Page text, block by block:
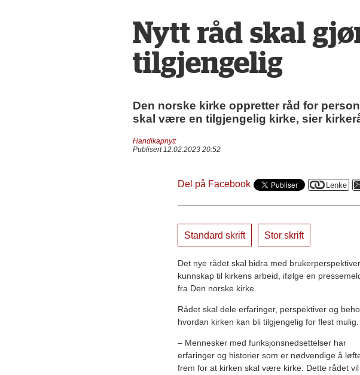
Nytt råd skal
tilgjengelig
Den norske kirke oppretter råd for
skal være en tilgjengelig kirke, sier
Handikapnytt
Publisert 12.02.2023 20:52
Del på Facebook
Standard skrift Stor skrift
Det nye rådet skal bidra med
kunnskap til kirkens arbeid, ifølge en
fra Den norske kirke.
Rådet skal dele erfaringer, perspektiver og
hvordan kirken kan bli tilgjengelig for flest mulig.
– Mennesker med funksjonsnedsettelser har
erfaringer og historier som er nødvendige å
frem for at kirken skal være kirke. Dette rådet vil